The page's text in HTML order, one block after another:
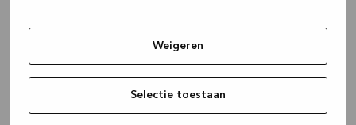
Weigeren
Selectie toestaan
(see the browser console for more
information).